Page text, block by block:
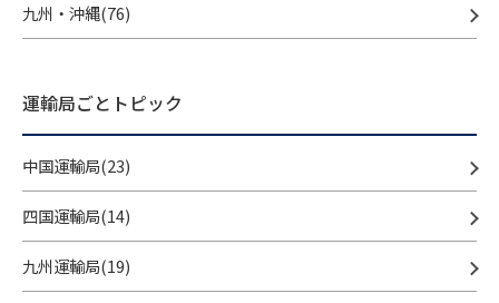
九州・沖縄(76)
運輸局ごとトピック
中国運輸局(23)
四国運輸局(14)
九州運輸局(19)